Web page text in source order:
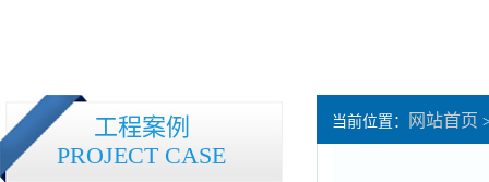
工程案例
PROJECT CASE
当前位置： 网站首页